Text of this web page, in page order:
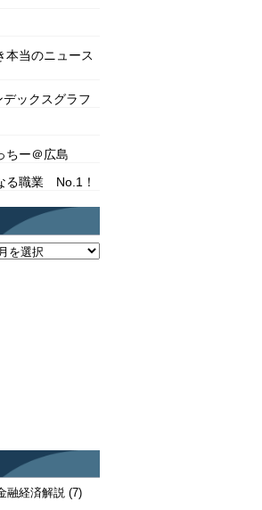
本当のニュース
ックスグラフ
ー＠広島
る職業 No.1！
融経済解説(7)